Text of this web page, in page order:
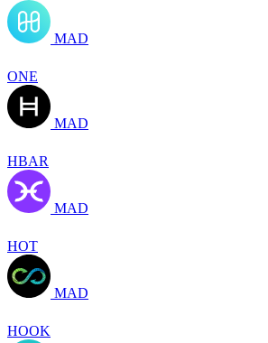
MAD
ONE
MAD
HBAR
MAD
HOT
MAD
HOOK